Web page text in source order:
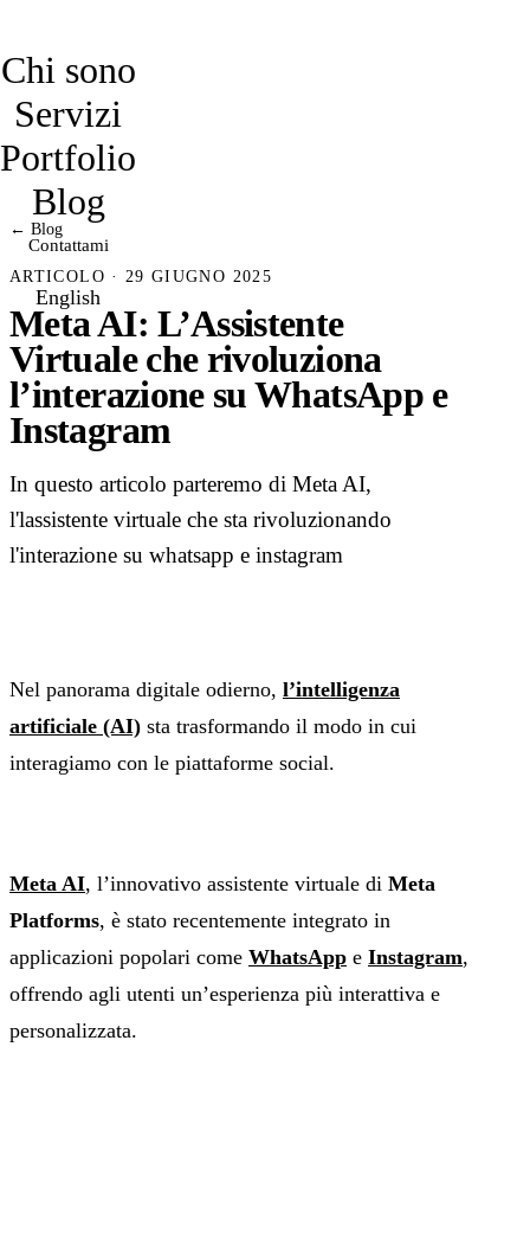
Chi sono
Servizi
Portfolio
Blog
Contattami
English
← Blog
ARTICOLO · 29 GIUGNO 2025
Meta AI: L’Assistente
Virtuale che rivoluziona
l’interazione su WhatsApp e
Instagram
In questo articolo parteremo di Meta AI,
l'lassistente virtuale che sta rivoluzionando
l'interazione su whatsapp e instagram
Nel panorama digitale odierno, l’intelligenza
artificiale (AI) sta trasformando il modo in cui
interagiamo con le piattaforme social.
Meta AI, l’innovativo assistente virtuale di Meta
Platforms, è stato recentemente integrato in
applicazioni popolari come WhatsApp e Instagram,
offrendo agli utenti un’esperienza più interattiva e
personalizzata.